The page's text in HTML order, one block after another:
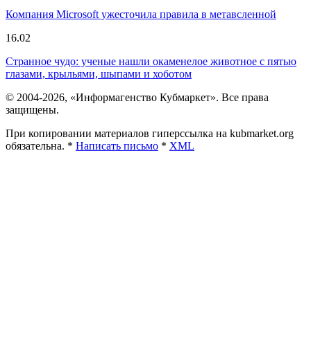
Компания Microsoft ужесточила правила в метавсленной
16.02
Странное чудо: ученые нашли окаменелое животное с пятью
глазами, крыльями, шыпами и хоботом
© 2004-2026, «Информагенство Кубмаркет». Все права
защищены.
При копировании материалов гиперссылка на kubmarket.org
обязательна. * Написать письмо * XML